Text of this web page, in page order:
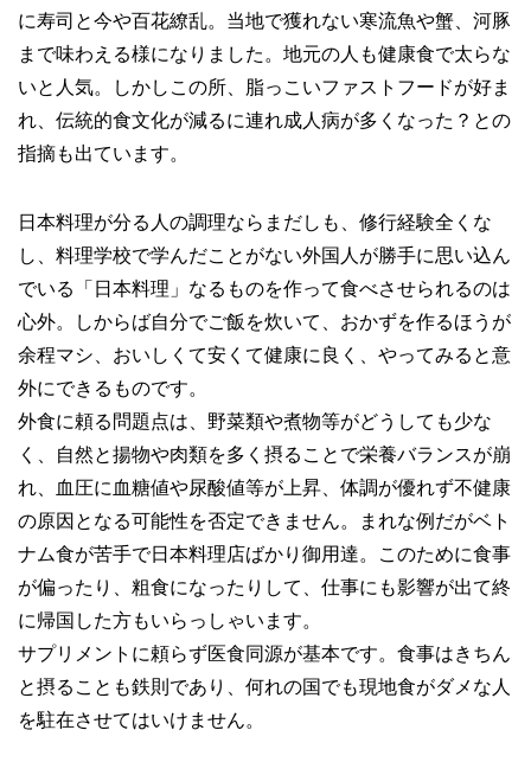
に寿司と今や百花繚乱。当地で獲れない寒流魚や蟹、河豚
まで味わえる様になりました。地元の人も健康食で太らな
いと人気。しかしこの所、脂っこいファストフードが好ま
れ、伝統的食文化が減るに連れ成人病が多くなった？との
指摘も出ています。
日本料理が分る人の調理ならまだしも、修行経験全くな
し、料理学校で学んだことがない外国人が勝手に思い込ん
でいる「日本料理」なるものを作って食べさせられるのは
心外。しからば自分でご飯を炊いて、おかずを作るほうが
余程マシ、おいしくて安くて健康に良く、やってみると意
外にできるものです。
外食に頼る問題点は、野菜類や煮物等がどうしても少な
く、自然と揚物や肉類を多く摂ることで栄養バランスが崩
れ、血圧に血糖値や尿酸値等が上昇、体調が優れず不健康
の原因となる可能性を否定できません。まれな例だがベト
ナム食が苦手で日本料理店ばかり御用達。このために食事
が偏ったり、粗食になったりして、仕事にも影響が出て終
に帰国した方もいらっしゃいます。
サプリメントに頼らず医食同源が基本です。食事はきちん
と摂ることも鉄則であり、何れの国でも現地食がダメな人
を駐在させてはいけません。